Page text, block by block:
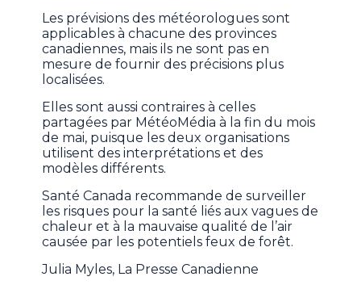
Les prévisions des météorologues sont
applicables à chacune des provinces
canadiennes, mais ils ne sont pas en
mesure de fournir des précisions plus
localisées.
Elles sont aussi contraires à celles
partagées par MétéoMédia à la fin du mois
de mai, puisque les deux organisations
utilisent des interprétations et des
modèles différents.
Santé Canada recommande de surveiller
les risques pour la santé liés aux vagues de
chaleur et à la mauvaise qualité de l’air
causée par les potentiels feux de forêt.
Julia Myles, La Presse Canadienne